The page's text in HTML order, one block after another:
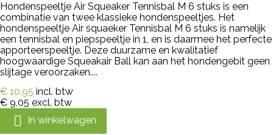
Hondenspeeltje Air Squeaker Tennisbal M 6 stuks is een
combinatie van twee klassieke hondenspeeltjes. Het
hondenspeeltje Air squaeker Tennisbal M 6 stuks is namelijk
een tennisbal en piepspeeltje in 1, en is daarmee het perfecte
apporteerspeeltje. Deze duurzame en kwalitatief
hoogwaardige Squeakair Ball kan aan het hondengebit geen
slijtage veroorzaken....
€ 10,95 incl. btw
€ 9,05 excl. btw
 In winkelwagen